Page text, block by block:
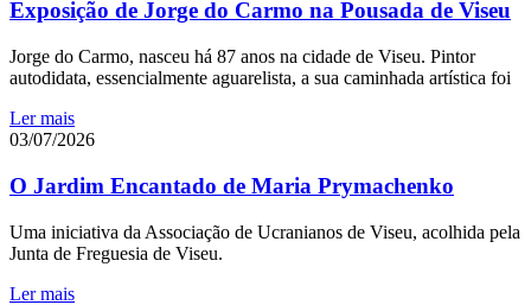
Exposição de Jorge do Carmo na Pousada de Viseu
Jorge do Carmo, nasceu há 87 anos na cidade de Viseu. Pintor
autodidata, essencialmente aguarelista, a sua caminhada artística foi
Ler mais
03/07/2026
O Jardim Encantado de Maria Prymachenko
Uma iniciativa da Associação de Ucranianos de Viseu, acolhida pela
Junta de Freguesia de Viseu.
Ler mais